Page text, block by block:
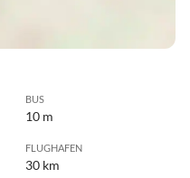
BUS
10 m
FLUGHAFEN
30 km